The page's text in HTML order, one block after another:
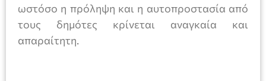
ωστόσο η πρόληψη και η αυτοπροστασία από
τους δημότες κρίνεται αναγκαία και
απαραίτητη.